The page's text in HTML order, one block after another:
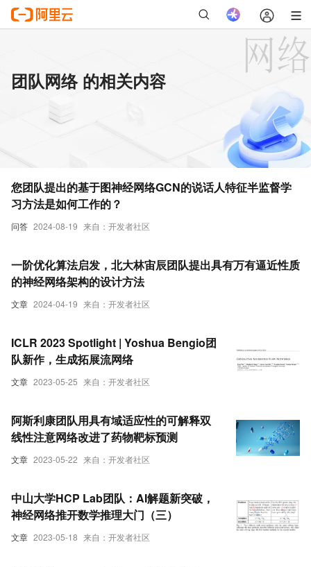
团队网络 的相关内容
问答 2024-08-19 来自：开发者社区
您团队提出的基于图神经网络GCN的说话人特征半监督学
习方法是如何工作的？
文章 2024-04-19 来自：开发者社区
一阶优化算法启发，北大林宙辰团队提出具有万有逼近性质
的神经网络架构的设计方法
文章 2023-05-25 来自：开发者社区
ICLR 2023 Spotlight | Yoshua Bengio团
队新作，生成拓展流网络
文章 2023-05-22 来自：开发者社区
阿斯利康团队用具有域适应性的可解释双
线性注意网络改进了药物靶标预测
文章 2023-05-18 来自：开发者社区
中山大学HCP Lab团队：AI解题新突破，
神经网络推开数学推理大门（三）